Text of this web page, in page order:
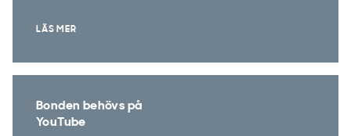
LÄS MER
Bonden behövs på
YouTube